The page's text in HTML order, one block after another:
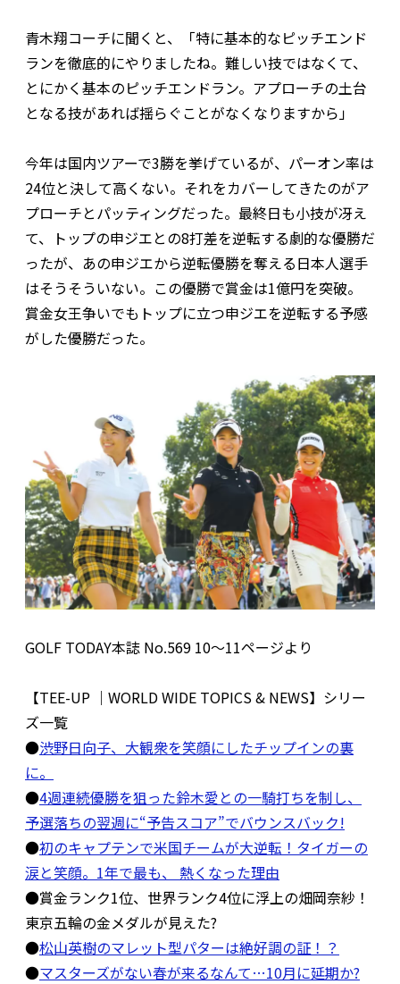
青木翔コーチに聞くと、「特に基本的なピッチエンド
ランを徹底的にやりましたね。難しい技ではなくて、
とにかく基本のピッチエンドラン。アプローチの土台
となる技があれば揺らぐことがなくなりますから」
今年は国内ツアーで3勝を挙げているが、パーオン率は
24位と決して高くない。それをカバーしてきたのがア
プローチとパッティングだった。最終日も小技が冴え
て、トップの申ジエとの8打差を逆転する劇的な優勝だ
ったが、あの申ジエから逆転優勝を奪える日本人選手
はそうそういない。この優勝で賞金は1億円を突破。
賞金女王争いでもトップに立つ申ジエを逆転する予感
がした優勝だった。
GOLF TODAY本誌 No.569 10〜11ページより
【TEE-UP ｜WORLD WIDE TOPICS & NEWS】シリー
ズ一覧
●渋野日向子、大観衆を笑顔にしたチップインの裏
に。
●4週連続優勝を狙った鈴木愛との一騎打ちを制し、
予選落ちの翌週に“予告スコア”でバウンスバック!
●初のキャプテンで米国チームが大逆転！タイガーの
涙と笑顔。1年で最も、 熱くなった理由
●賞金ランク1位、世界ランク4位に浮上の畑岡奈紗！
東京五輪の金メダルが見えた?
●松山英樹のマレット型パターは絶好調の証！？
●マスターズがない春が来るなんて…10月に延期か?